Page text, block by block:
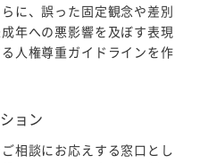
に、誤った固定観念や差別
年への悪影響を及ぼす表現
人権尊重ガイドラインを作
ョン
相談にお応えする窓口とし